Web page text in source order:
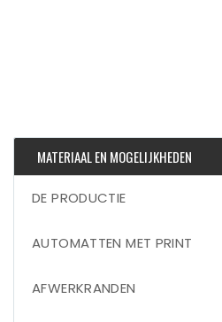
MATERIAAL EN MOGELIJKHEDEN
DE PRODUCTIE
AUTOMATTEN MET PRINT
AFWERKRANDEN